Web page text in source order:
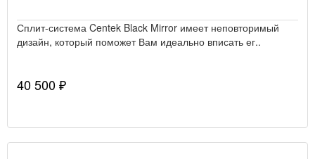
Сплит-система Centek Black Mirror имеет неповторимый
дизайн, который поможет Вам идеально вписать ег..
40 500 ₽